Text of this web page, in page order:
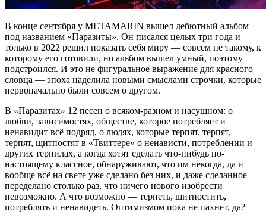
В конце сентября у METAMARIN вышел дебютный альбом
под названием «Паразиты». Он писался целых три года и
только в 2022 решил показать себя миру — совсем не такому, к
которому его готовили, но альбом вышел умный, поэтому
подстроился. И это не фигуральное выражение для красного
словца — эпоха наделила новыми смыслами строчки, которые
первоначально были совсем о другом.
В «Паразитах» 12 песен о всяком-разном и насущном: о
любви, зависимостях, обществе, которое потребляет и
ненавидит всё подряд, о людях, которые терпят, терпят,
терпят, щитпостят в «Твиттере» о ненависти, потреблении и
других терпилах, а когда хотят сделать что-нибудь по-
настоящему классное, обнаруживают, что им некогда, да и
вообще всё на свете уже сделано без них, и даже сделанное
переделано столько раз, что ничего нового изобрести
невозможно. А что возможно — терпеть, щитпостить,
потреблять и ненавидеть. Оптимизмом пока не пахнет, да?